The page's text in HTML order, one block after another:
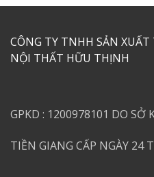
CÔNG TY TNHH SẢN
NỘI THẤT HỮU THỊNH
GPKD : 1200978101 DO SỞ
TIỀN GIANG CẤP NGÀY 24